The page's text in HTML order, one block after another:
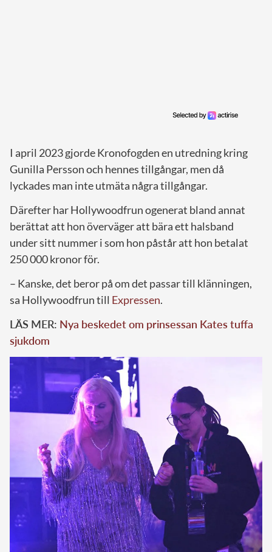
I april 2023 gjorde Kronofogden en utredning kring
Gunilla Persson och hennes tillgångar, men då
lyckades man inte utmäta några tillgångar.
Därefter har Hollywoodfrun ogenerat bland annat
berättat att hon överväger att bära ett halsband
under sitt nummer i som hon påstår att hon betalat
250 000 kronor för.
– Kanske, det beror på om det passar till klänningen,
sa Hollywoodfrun till Expressen.
LÄS MER: Nya beskedet om prinsessan Kates tuffa
sjukdom